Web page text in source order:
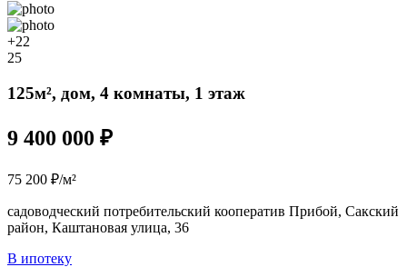
+22
25
125м², дом, 4 комнаты, 1 этаж
9 400 000 ₽
75 200 ₽/м²
садоводческий потребительский кооператив Прибой, Сакский
район, Каштановая улица, 36
В ипотеку